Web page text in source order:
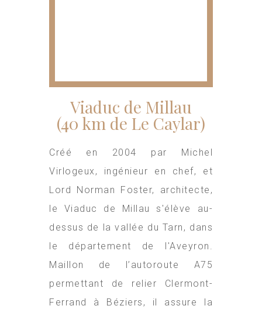
Viaduc de Millau
(40 km de Le Caylar)
Créé en 2004 par Michel
Virlogeux, ingénieur en chef, et
Lord Norman Foster, architecte,
le Viaduc de Millau s'élève au-
dessus de la vallée du Tarn, dans
le département de l'Aveyron.
Maillon de l’autoroute A75
permettant de relier Clermont-
Ferrand à Béziers, il assure la